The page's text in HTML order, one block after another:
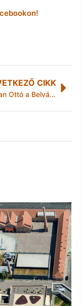
CIKK
Herman Ottó a Belvárosba költözik